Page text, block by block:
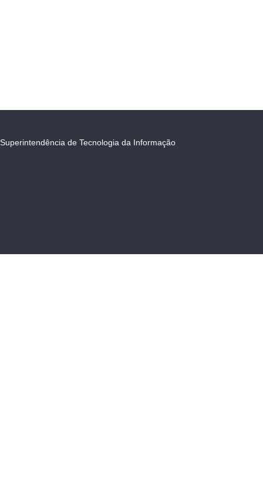
Superintendência de Tecnologia da Informação